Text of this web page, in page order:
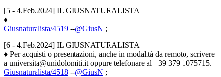
[5 - 4.Feb.2024] IL GIUSNATURALISTA
♦
Giusnaturalista/4519 --@GiusN ;
[6 - 4.Feb.2024] IL GIUSNATURALISTA
♦ Per acquisti o presentazioni, anche in modalitá da remoto, scrivere
a universita@unidolomiti.it oppure telefonare al +39 379 1075715.
Giusnaturalista/4518 --@GiusN ;